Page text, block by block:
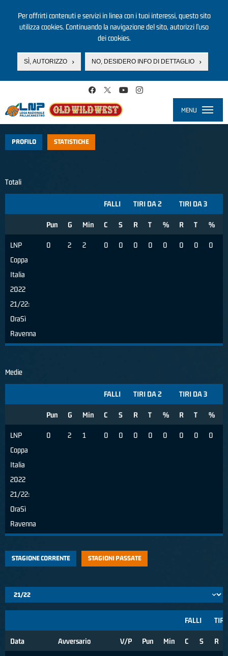
Per offrirti contenuti e servizi in linea con i tuoi interessi, questo sito
utilizza cookies. Continuando la navigazione del sito, autorizzi l’uso
dei cookies.
SÌ, AUTORIZZO NO, DESIDERO INFO DI DETTAGLIO
MENU
PROFILO STATISTICHE
Totali
FALLI TIRI DA 2 TIRI DA 3
Pun G Min C S R T % R T %
LNP
Coppa
Italia
2022
21/22:
OraSì
Ravenna
0 2 2 0 0 0 0 0 0 0 0
Medie
FALLI TIRI DA 2 TIRI DA 3
Pun G Min C S R T % R T %
LNP
Coppa
Italia
2022
21/22:
OraSì
Ravenna
0 2 1 0 0 0 0 0 0 0 0
STAGIONE CORRENTE STAGIONI PASSATE
FALLI
Data Avversario V/P Pun Min C S R